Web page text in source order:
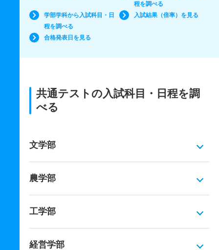
程を調べる
学部学科から入試科目・日
程を調べる
入試結果（倍率）を見る
合格発表日を見る
共通テストの入試科目・日程を調
べる
文学部
農学部
工学部
経営学部